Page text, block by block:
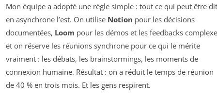
Mon équipe a adopté une règle simple : tout ce qui peut être dit
en asynchrone l’est. On utilise Notion pour les décisions
documentées, Loom pour les démos et les feedbacks
et on réserve les réunions synchrone pour ce qui le mérite
vraiment : les débats, les brainstormings, les moments de
connexion humaine. Résultat : on a réduit le temps de réunion
de 40 % en trois mois. Et les gens respirent.